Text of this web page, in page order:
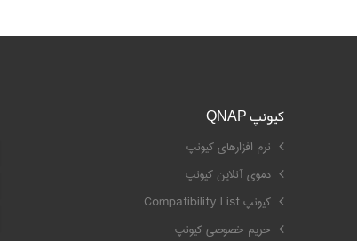
کیونپ QNAP
نرم افزارهای کیونپ
دموی آنلاین کیونپ
کیونپ Compatibility List
حریم خصوصی کیونپ